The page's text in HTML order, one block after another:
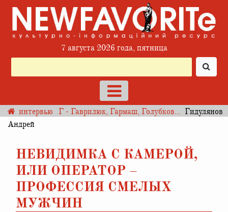
7 августа 2026 года, пятница
интервью Г - Гаврилюк, Гармаш, Голубков... Гидулянов
Андрей
НЕВИДИМКА С КАМЕРОЙ,
ИЛИ ОПЕРАТОР –
ПРОФЕССИЯ СМЕЛЫХ
МУЖЧИН